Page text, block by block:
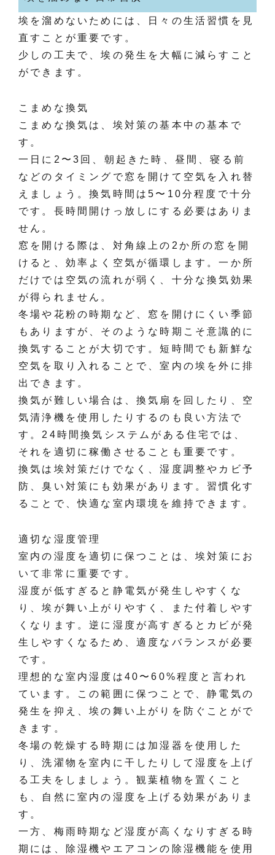
埃を溜めないためには、日々の生活習慣を見
直すことが重要です。
少しの工夫で、埃の発生を大幅に減らすこと
ができます。
こまめな換気
こまめな換気は、埃対策の基本中の基本で
す。
一日に2〜3回、朝起きた時、昼間、寝る前
などのタイミングで窓を開けて空気を入れ替
えましょう。換気時間は5〜10分程度で十分
です。長時間開けっ放しにする必要はありま
せん。
窓を開ける際は、対角線上の2か所の窓を開
けると、効率よく空気が循環します。一か所
だけでは空気の流れが弱く、十分な換気効果
が得られません。
冬場や花粉の時期など、窓を開けにくい季節
もありますが、そのような時期こそ意識的に
換気することが大切です。短時間でも新鮮な
空気を取り入れることで、室内の埃を外に排
出できます。
換気が難しい場合は、換気扇を回したり、空
気清浄機を使用したりするのも良い方法で
す。24時間換気システムがある住宅では、
それを適切に稼働させることも重要です。
換気は埃対策だけでなく、湿度調整やカビ予
防、臭い対策にも効果があります。習慣化す
ることで、快適な室内環境を維持できます。
適切な湿度管理
室内の湿度を適切に保つことは、埃対策にお
いて非常に重要です。
湿度が低すぎると静電気が発生しやすくな
り、埃が舞い上がりやすく、また付着しやす
くなります。逆に湿度が高すぎるとカビが発
生しやすくなるため、適度なバランスが必要
です。
理想的な室内湿度は40〜60%程度と言われ
ています。この範囲に保つことで、静電気の
発生を抑え、埃の舞い上がりを防ぐことがで
きます。
冬場の乾燥する時期には加湿器を使用した
り、洗濯物を室内に干したりして湿度を上げ
る工夫をしましょう。観葉植物を置くこと
も、自然に室内の湿度を上げる効果がありま
す。
一方、梅雨時期など湿度が高くなりすぎる時
期には、除湿機やエアコンの除湿機能を使用